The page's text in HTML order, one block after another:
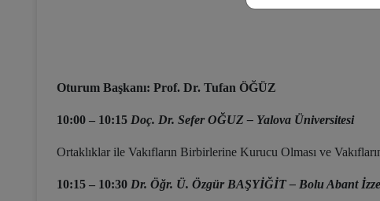
Oturum Başkanı: Prof. Dr. Tufan ÖĞÜZ
10:00 – 10:15 Doç. Dr. Sefer OĞUZ – Yalova Üniversitesi
Ortaklıklar ile Vakıfların Birbirlerine Kurucu Olması ve
10:15 – 10:30 Dr. Öğr. Ü. Özgür BAŞYİĞİT – Bolu Abant